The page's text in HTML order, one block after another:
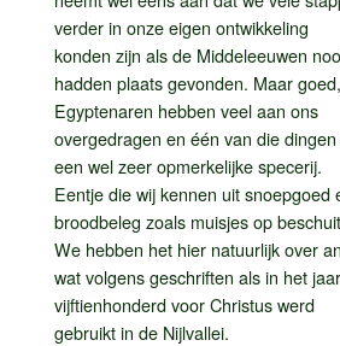
verder in onze eigen ontwikkeling
konden zijn als de Middeleeuwen
hadden plaats gevonden. Maar
Egyptenaren hebben veel aan ons
overgedragen en één van die
een wel zeer opmerkelijke specerij.
Eentje die wij kennen uit snoepgoed
broodbeleg zoals muisjes op
We hebben het hier natuurlijk over
wat volgens geschriften als in het jaar
vijftienhonderd voor Christus werd
gebruikt in de Nijlvallei.